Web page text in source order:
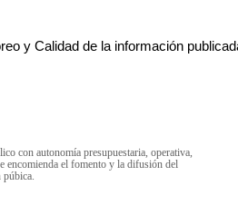
y Calidad de la información
con autonomía presupuestaria, operativa,
encomienda el fomento y la difusión del
púbica.